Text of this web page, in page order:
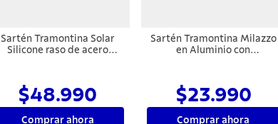
Sartén Tramontina Solar
Silicone raso de acero
$48.990
Comprar ahora
Sartén Tramontina Milazzo
en Aluminio con
Starflon Max Almendra 24
cm
$23.990
Comprar ahora